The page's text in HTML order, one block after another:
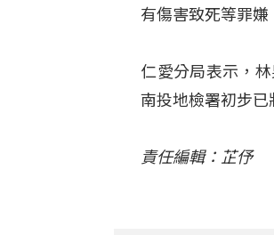
有傷害致死等罪嫌
仁愛分局表示，
南投地檢署初步已
責任編輯：芷伃